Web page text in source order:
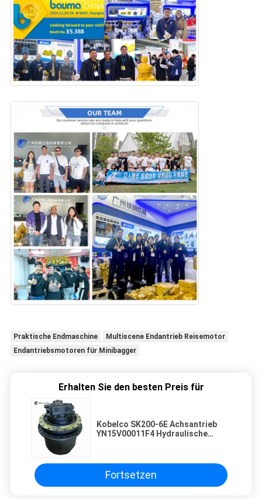
Praktische Endmaschine
Multiscene Endantrieb Reisemotor
Endantriebsmotoren für Minibagger
Erhalten Sie den besten Preis für
Kobelco SK200-6E Achsantrieb
YN15V00011F4 Hydraulische
Ersatzteile
Fortsetzen